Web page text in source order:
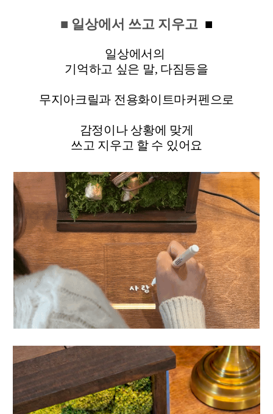
■ 일상에서 쓰고 지우고 ■
일상에서의
기억하고 싶은 말, 다짐등을
무지아크릴과 전용화이트마커펜으로
감정이나 상황에 맞게
쓰고 지우고 할 수 있어요